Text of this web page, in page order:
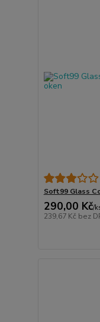
Soft99 Glass
290,00 Kč/
239,67 Kč bez